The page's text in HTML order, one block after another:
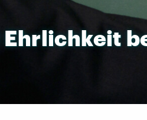
Ehrlichkeit